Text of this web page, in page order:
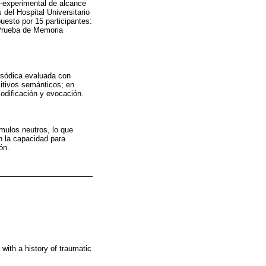
de alcance
del Hospital Universitario
por 15 participantes:
de Memoria
evaluada con
semánticos; en
y evocación.
neutros, lo que
la capacidad para
a history of traumatic